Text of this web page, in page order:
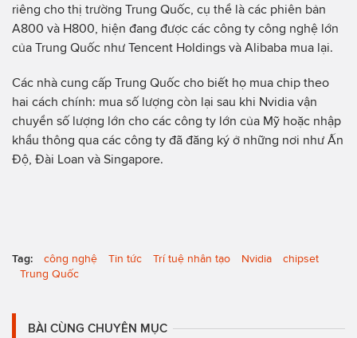
riêng cho thị trường Trung Quốc, cụ thể là các phiên bản
A800 và H800, hiện đang được các công ty công nghệ lớn
của Trung Quốc như Tencent Holdings và Alibaba mua lại.
Các nhà cung cấp Trung Quốc cho biết họ mua chip theo
hai cách chính: mua số lượng còn lại sau khi Nvidia vận
chuyển số lượng lớn cho các công ty lớn của Mỹ hoặc nhập
khẩu thông qua các công ty đã đăng ký ở những nơi như Ấn
Độ, Đài Loan và Singapore.
Tag: công nghệ Tin tức Trí tuệ nhân tạo Nvidia
chipset
Trung Quốc
BÀI CÙNG CHUYÊN MỤC